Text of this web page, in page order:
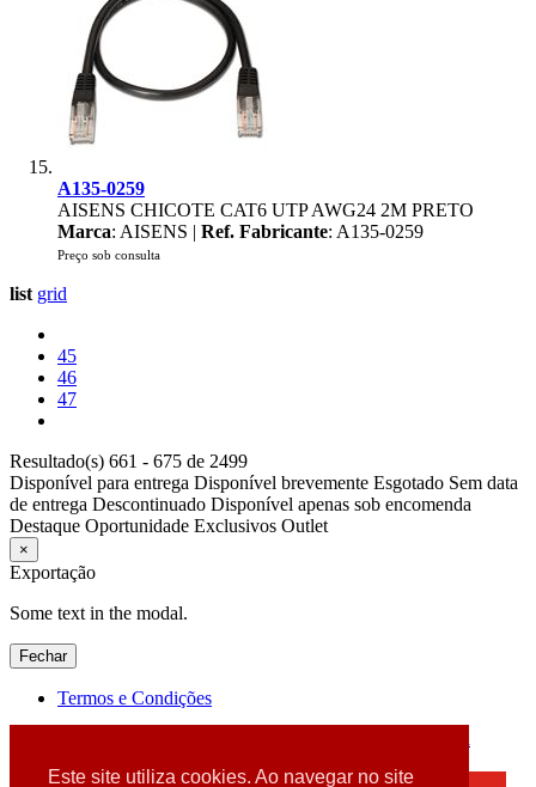
Este site utiliza cookies. Ao navegar no site
A135-0259
AISENS CHICOTE CAT6 UTP AWG24 2M PRETO
Marca: AISENS | Ref. Fabricante: A135-0259
Preço sob consulta
list grid
45
46
47
Resultado(s) 661 - 675 de 2499
Disponível para entrega Disponível brevemente Esgotado Sem data
de entrega Descontinuado Disponível apenas sob encomenda
Destaque Oportunidade Exclusivos Outlet
×
Exportação
Some text in the modal.
Fechar
Termos e Condições